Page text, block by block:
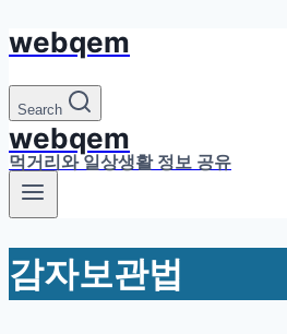
Skip
to
content
webqem
Search
webqem
먹거리와 일상생활 정보 공유
감자보관법